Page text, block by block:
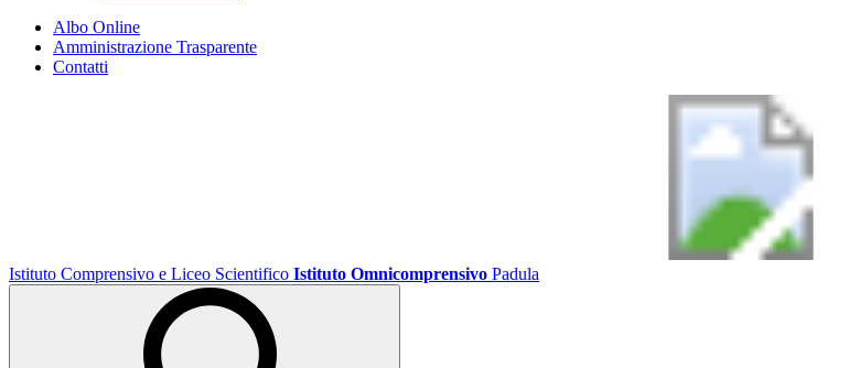
Albo Online
Amministrazione Trasparente
Contatti
Istituto Comprensivo e Liceo Scientifico Istituto Omnicomprensivo Padula